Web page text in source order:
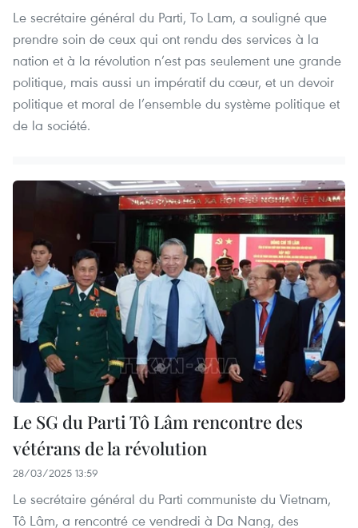
Le secrétaire général du Parti, To Lam, a souligné que
prendre soin de ceux qui ont rendu des services à la
nation et à la révolution n’est pas seulement une grande
politique, mais aussi un impératif du cœur, et un devoir
politique et moral de l’ensemble du système politique et
de la société.
Le SG du Parti Tô Lâm rencontre des
vétérans de la révolution
28/03/2025 13:59
Le secrétaire général du Parti communiste du Vietnam,
Tô Lâm, a rencontré ce vendredi à Da Nang, des